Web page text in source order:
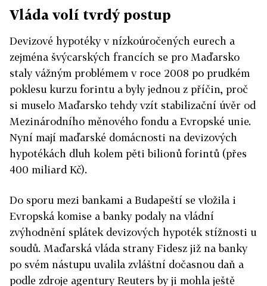
Vláda volí tvrdý postup
Devizové hypotéky v nízkoúročených eurech a
zejména švýcarských francích se pro Maďarsko
staly vážným problémem v roce 2008 po prudkém
poklesu kurzu forintu a byly jednou z příčin, proč
si muselo Maďarsko tehdy vzít stabilizační úvěr od
Mezinárodního měnového fondu a Evropské unie.
Nyní mají maďarské domácnosti na devizových
hypotékách dluh kolem pěti bilionů forintů (přes
400 miliard Kč).
Do sporu mezi bankami a Budapeští se vložila i
Evropská komise a banky podaly na vládní
zvýhodnění splátek devizových hypoték stížnosti u
soudů. Maďarská vláda strany Fidesz již na banky
po svém nástupu uvalila zvláštní dočasnou daň a
podle zdroje agentury Reuters by ji mohla ještě